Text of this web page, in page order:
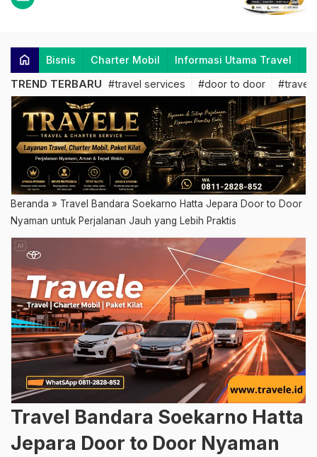
home Bisnis Charter Mobil Informasi Utama Travel
TREND TERBARU #travel services #door to door #travel
Beranda » Travel Bandara Soekarno Hatta Jepara Door to Door
Nyaman untuk Perjalanan Jauh yang Lebih Praktis
Travel Bandara Soekarno Hatta
Jepara Door to Door Nyaman